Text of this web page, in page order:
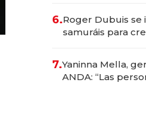
6.Roger Dubuis se
samuráis para
7.Yaninna Mella,
ANDA: “Las